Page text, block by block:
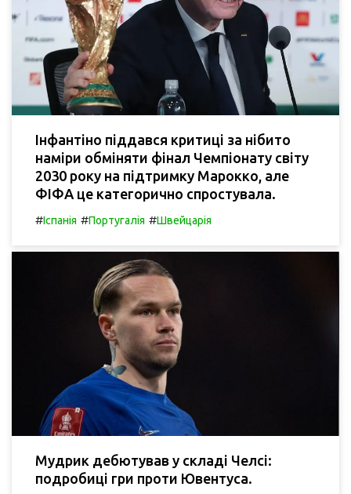
Інфантіно піддався критиці за нібито
наміри обміняти фінал Чемпіонату світу
2030 року на підтримку Марокко, але
ФІФА це категорично спростувала.
#Іспанія #Португалія #Швейцарія
Мудрик дебютував у складі Челсі:
подробиці гри проти Ювентуса.